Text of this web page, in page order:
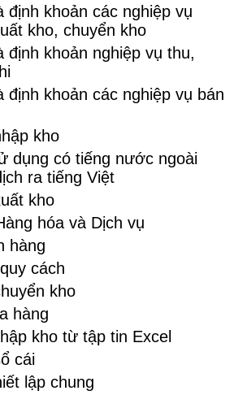
định khoản các nghiệp vụ
kho, chuyển kho
định khoản nghiệp vụ thu,
định khoản các nghiệp vụ bán
kho
dụng có tiếng nước ngoài
ra tiếng Việt
kho
hóa và Dịch vụ
hàng
cách
kho
hàng
kho từ tập tin Excel
cái
lập chung